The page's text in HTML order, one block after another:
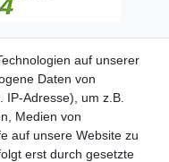
auf unserer
Daten von
Adresse), um z.B.
Medien von
auf unsere Website zu
erst durch gesetzte